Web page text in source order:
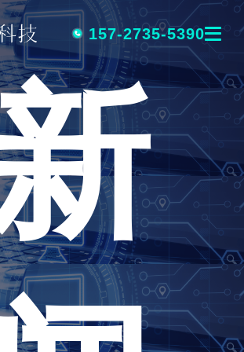
157-2735-5390